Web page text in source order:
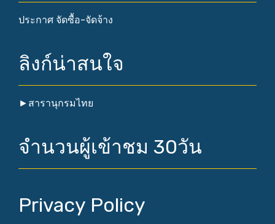
ประกาศ จัดซื้อ-จัดจ้าง
ลิงก์น่าสนใจ
► สารานุกรมไทย
จำนวนผู้เข้าชม 30วัน
Privacy Policy